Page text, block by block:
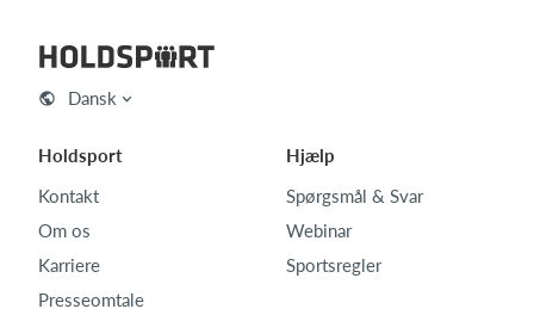
Dansk
Holdsport
Kontakt
Om os
Karriere
Presseomtale
Hjælp
Spørgsmål & Svar
Webinar
Sportsregler